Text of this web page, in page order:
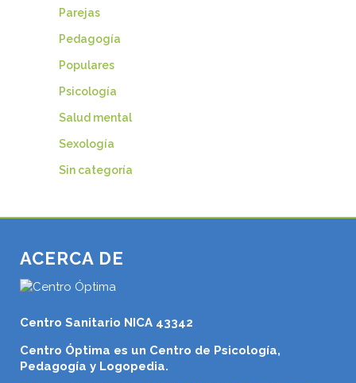
Parejas
Pedagogía
Populares
Psicología
Salud mental
Sexología
Sin categoría
ACERCA DE
Centro Sanitario NICA 43342
Centro Óptima es un Centro de Psicología,
Pedagogía y Logopedia.